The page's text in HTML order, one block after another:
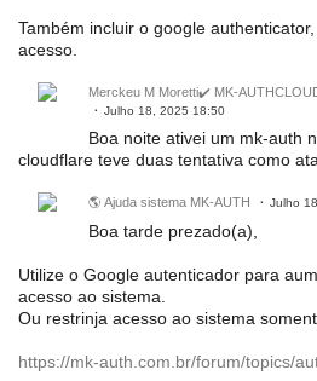
Também incluir o google
acesso.
Merckeu M Moretti✔️ MK-
Julho 18, 2025 18:50
Boa noite ativei um mk-auth
cloudflare teve duas tentativa como
🌎 Ajuda sistema MK-AUTH Julho
Boa tarde prezado(a),
Utilize o Google autenticador para
acesso ao sistema.
Ou restrinja acesso ao sistema
https://mk-auth.com.br/forum/topics/